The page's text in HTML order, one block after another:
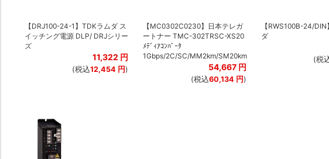
【DRJ100-24-1】TDKラムダ ス
イッチング電源 DLP/ DRJシリー
ズ
11,322 円
(税込12,454 円)
【MC0302C0230】日本テレガ
ートナー TMC-302TRSC-XS20
ﾒﾃﾞｨｱｺﾝﾊﾞｰﾀ
1Gbps/2C/SC/MM2km/SM20km
54,667 円
(税込60,134 円)
【RWS100B-24/
ダ
(税